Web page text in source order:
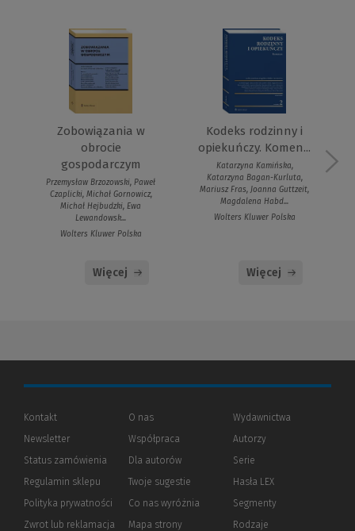
Zobowiązania w
obrocie
gospodarczym
Przemysław Brzozowski, Paweł
Czaplicki, Michał Gornowicz,
Michał Hejbudzki, Ewa
Lewandowsk...
Wolters Kluwer Polska
Więcej
Kodeks rodzinny i
opiekuńczy. Komen...
Katarzyna Kamińska,
Katarzyna Bagan-Kurluta,
Mariusz Fras, Joanna Guttzeit,
Magdalena Habd...
Wolters Kluwer Polska
Więcej
Kontakt
Newsletter
Status zamówienia
Regulamin sklepu
Polityka prywatności (Nowe
(Link
innej
Zwrot lub reklamacja
O nas
Współpraca
Dla autorów(Nowe
(Link
innej
Twoje sugestie
Co nas wyróżnia
Mapa strony
Wydawnictwa
Autorzy
Serie
Hasła LEX
Segmenty
Rodzaje